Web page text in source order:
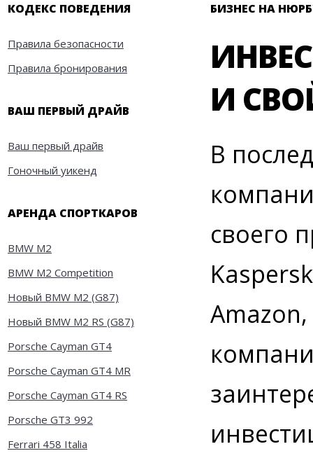
КОДЕКС ПОВЕДЕНИЯ
Правила безопасности
Правила бронирования
ВАШ ПЕРВЫЙ ДРАЙВ
Ваш первый драйв
Гоночный уикенд
АРЕНДА СПОРТКАРОВ
BMW M2
BMW M2 Competition
Новый BMW M2 (G87)
Новый BMW M2 RS (G87)
Porsche Cayman GT4
Porsche Cayman GT4 MR
Porsche Cayman GT4 RS
Porsche GT3 992
Ferrari 458 Italia
БИЗНЕС НА
И
В
своего